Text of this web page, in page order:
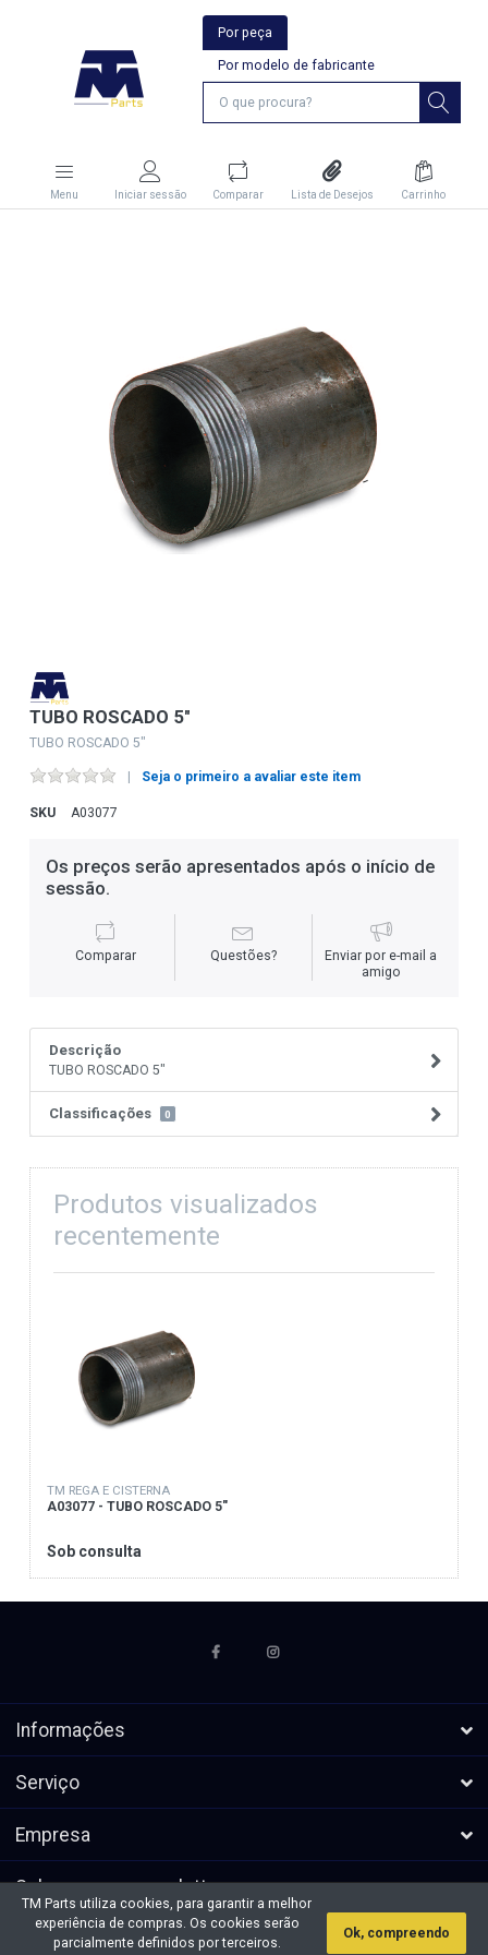
Por peça
Por modelo de fabricante
Menu Iniciar sessão Comparar Lista de Desejos Carrinho
TUBO ROSCADO 5"
TUBO ROSCADO 5"
Seja o primeiro a avaliar este item
SKU A03077
Os preços serão apresentados após o início de
sessão.
Comparar Questões?
Enviar por e-mail a
amigo
Descrição
TUBO ROSCADO 5"
Classificações 0
Produtos visualizados
recentemente
TM REGA E CISTERNA
A03077 - TUBO ROSCADO 5"
Sob consulta
Informações
Serviço
Empresa
Subscrever a newsletters
* Todos os preços excl. IVA, mais
Direitos de autor &cópia; 2026 TM
TM Parts utiliza cookies, para garantir a melhor
experiência de compras. Os cookies serão
parcialmente definidos por terceiros.
Ok, compreendo